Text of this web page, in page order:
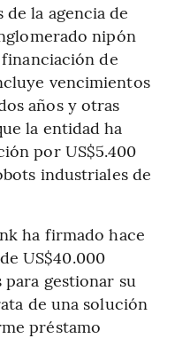
de la agencia de
nipón
de
vencimientos
años y otras
la entidad ha
por US$5.400
industriales de
ha firmado hace
US$40.000
gestionar su
de una solución
préstamo